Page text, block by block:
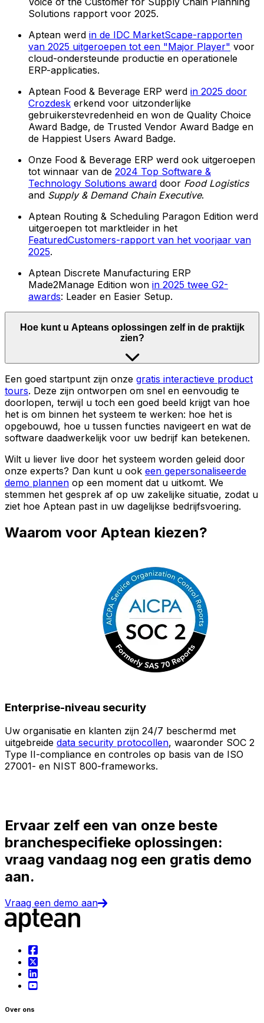
Solutions rapport voor 2025.
Aptean werd in de IDC MarketScape-rapporten
van 2025 uitgeroepen tot een "Major Player" voor
cloud-ondersteunde productie en operationele
ERP-applicaties.
Aptean Food & Beverage ERP werd in 2025 door
Crozdesk erkend voor uitzonderlijke
gebruikerstevredenheid en won de Quality Choice
Award Badge, de Trusted Vendor Award Badge en
de Happiest Users Award Badge.
Onze Food & Beverage ERP werd ook uitgeroepen
tot winnaar van de 2024 Top Software &
Technology Solutions award door Food Logistics
and Supply & Demand Chain Executive.
Aptean Routing & Scheduling Paragon Edition werd
uitgeroepen tot marktleider in het
FeaturedCustomers-rapport van het voorjaar van
2025.
Aptean Discrete Manufacturing ERP
Made2Manage Edition won in 2025 twee G2-
awards: Leader en Easier Setup.
Hoe kunt u Apteans oplossingen zelf in de praktijk
zien?
Een goed startpunt zijn onze gratis interactieve product
tours. Deze zijn ontworpen om snel en eenvoudig te
doorlopen, terwijl u toch een goed beeld krijgt van hoe
het is om binnen het systeem te werken: hoe het is
opgebouwd, hoe u tussen functies navigeert en wat de
software daadwerkelijk voor uw bedrijf kan betekenen.
Wilt u liever live door het systeem worden geleid door
onze experts? Dan kunt u ook een gepersonaliseerde
demo plannen op een moment dat u uitkomt. We
stemmen het gesprek af op uw zakelijke situatie, zodat u
ziet hoe Aptean past in uw dagelijkse bedrijfsvoering.
Waarom voor Aptean kiezen?
Enterprise-niveau security
Uw organisatie en klanten zijn 24/7 beschermd met
uitgebreide data security protocollen, waaronder SOC 2
Type II-compliance en controles op basis van de ISO
27001- en NIST 800-frameworks.
Ervaar zelf een van onze beste
branchespecifieke oplossingen:
vraag vandaag nog een gratis demo
aan.
Vraag een demo aan
Over ons